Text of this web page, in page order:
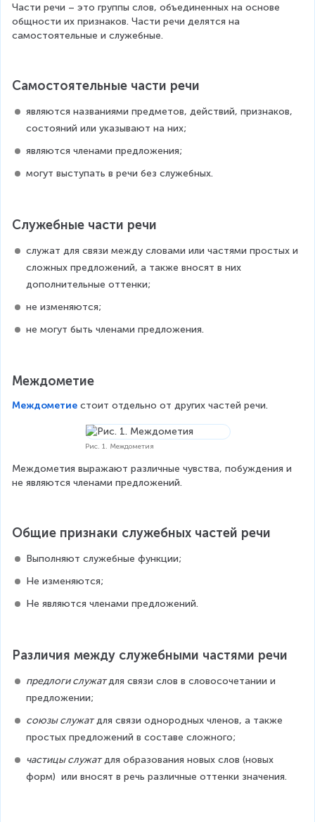
Части речи – это группы слов, объединенных на основе
общности их признаков. Части речи делятся на
самостоятельные и служебные.
Самостоятельные части речи
являются названиями предметов, действий, признаков,
состояний или указывают на них;
являются членами предложения;
могут выступать в речи без служебных.
Служебные части речи
служат для связи между словами или частями простых и
сложных предложений, а также вносят в них
дополнительные оттенки;
не изменяются;
не могут быть членами предложения.
Междометие
Междометие стоит отдельно от других частей речи.
Рис. 1. Междометия
Междометия выражают различные чувства, побуждения и
не являются членами предложений.
Общие признаки служебных частей речи
Выполняют служебные функции;
Не изменяются;
Не являются членами предложений.
Различия между служебными частями речи
предлоги служат для связи слов в словосочетании и
предложении;
союзы служат для связи однородных членов, а также
простых предложений в составе сложного;
частицы служат для образования новых слов (новых
форм)  или вносят в речь различные оттенки значения.